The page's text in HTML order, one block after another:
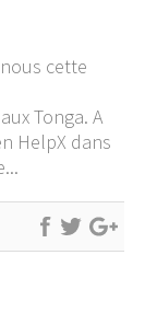
cette
Tonga. A
HelpX dans